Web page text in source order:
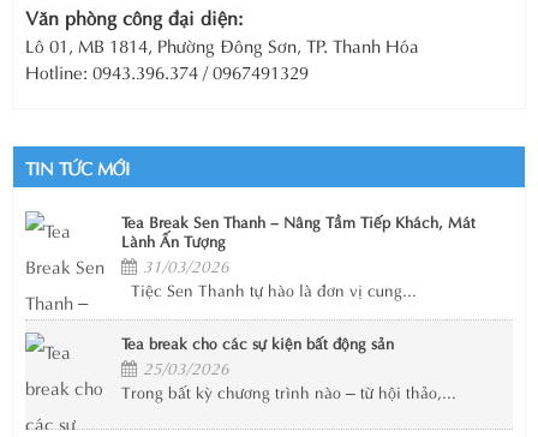
Văn phòng công đại diện:
Lô 01, MB 1814, Phường Đông Sơn, TP. Thanh Hóa
Hotline: 0943.396.374 / 0967491329
TIN TỨC MỚI
Tea Break Sen Thanh – Nâng Tầm Tiếp Khách, Mát
Lành Ấn Tượng
31/03/2026
Tiệc Sen Thanh tự hào là đơn vị cung...
Tea break cho các sự kiện bất động sản
25/03/2026
Trong bất kỳ chương trình nào – từ hội thảo,...